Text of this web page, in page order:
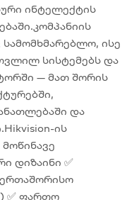
ინტელექტის
ისე
სისტემებს და
— მათ შორის
და
ის
დიზაინი ✅
✅ ფართო